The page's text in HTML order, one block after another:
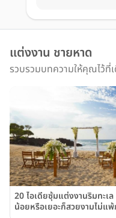
แต่งงาน ชายหาด
รวบรวมบทความให้คุณไว้ที่
20 ไอเดียซุ้มแต่งงานริมทะเล
น้อยหรือเยอะก็สวยงามไม่แ